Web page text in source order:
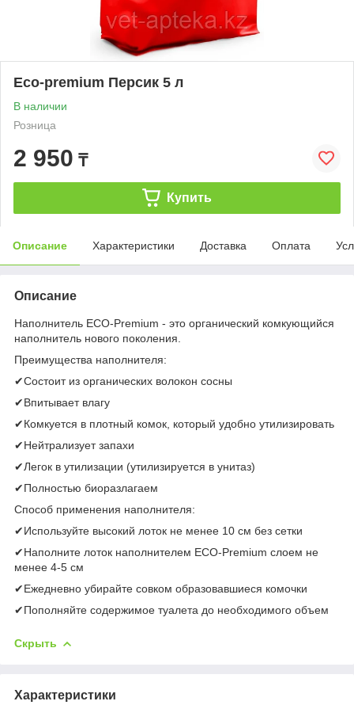
Eco-premium Персик 5 л
В наличии
Розница
2 950 ₸
Купить
Описание Характеристики Доставка Оплата
Описание
Наполнитель ECO-Premium - это органический комкующийся
наполнитель нового поколения.
Преимущества наполнителя:
✔Состоит из органических волокон сосны
✔Впитывает влагу
✔Комкуется в плотный комок, который удобно утилизировать
✔Нейтрализует запахи
✔Легок в утилизации (утилизируется в унитаз)
✔Полностью биоразлагаем
Способ применения наполнителя:
✔Используйте высокий лоток не менее 10 см без сетки
✔Наполните лоток наполнителем ECO-Premium слоем не
менее 4-5 см
✔Ежедневно убирайте совком образовавшиеся комочки
✔Пополняйте содержимое туалета до необходимого объем
Скрыть
Характеристики